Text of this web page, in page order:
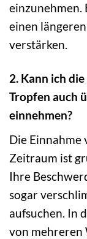
einzunehmen.
einen
verstärken.
2. Kann ich
Tropfen auch
einnehmen?
Die Einnahme
Zeitraum ist
Ihre
sogar
aufsuchen. In
von mehreren